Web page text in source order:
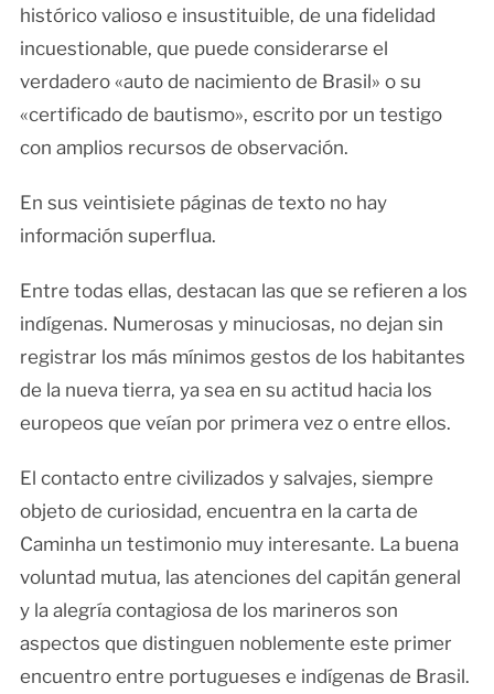
histórico valioso e insustituible, de una fidelidad
incuestionable, que puede considerarse el
verdadero «auto de nacimiento de Brasil» o su
«certificado de bautismo», escrito por un testigo
con amplios recursos de observación.
En sus veintisiete páginas de texto no hay
información superflua.
Entre todas ellas, destacan las que se refieren a los
indígenas. Numerosas y minuciosas, no dejan sin
registrar los más mínimos gestos de los habitantes
de la nueva tierra, ya sea en su actitud hacia los
europeos que veían por primera vez o entre ellos.
El contacto entre civilizados y salvajes, siempre
objeto de curiosidad, encuentra en la carta de
Caminha un testimonio muy interesante. La buena
voluntad mutua, las atenciones del capitán general
y la alegría contagiosa de los marineros son
aspectos que distinguen noblemente este primer
encuentro entre portugueses e indígenas de Brasil.